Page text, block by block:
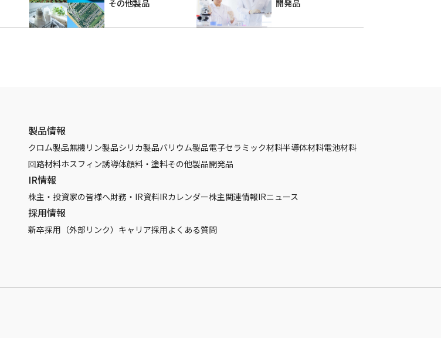
その他製品 開発品
製品情報
クロム製品無機リン製品シリカ製品バリウム製品電子セラミック材料半導体材料電池材料
回路材料ホスフィン誘導体顔料・塗料その他製品開発品
IR情報
株主・投資家の皆様へ財務・IR資料IRカレンダー株主関連情報IRニュース
採用情報
新卒採用（外部リンク） キャリア採用よくある質問